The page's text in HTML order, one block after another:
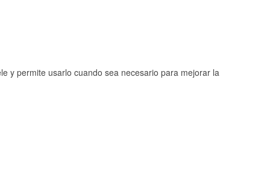
y permite usarlo cuando sea necesario para mejorar la